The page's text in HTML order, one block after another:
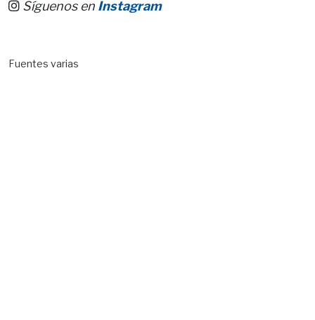
Síguenos en Instagram
Fuentes varias